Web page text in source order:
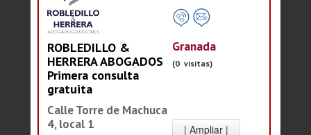
ROBLEDILLO &
HERRERA ABOGADOS
Primera consulta
gratuita
Calle Torre de Machuca
4, local 1
Granada
(0 visitas)